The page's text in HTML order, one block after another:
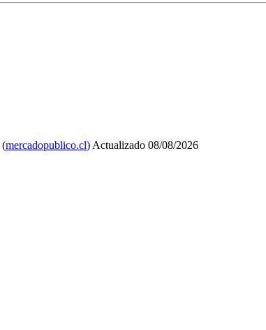
(mercadopublico.cl) Actualizado 08/08/2026